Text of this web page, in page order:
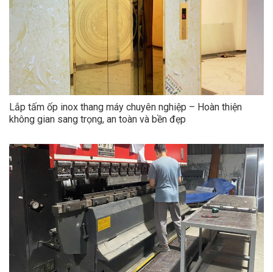
Lắp tấm ốp inox thang máy chuyên nghiệp – Hoàn thiện
không gian sang trọng, an toàn và bền đẹp